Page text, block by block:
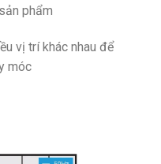
phẩm
vị trí khác nhau để
móc